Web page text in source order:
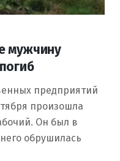
мужчину
предприятий
произошла
Он был в
обрушилась